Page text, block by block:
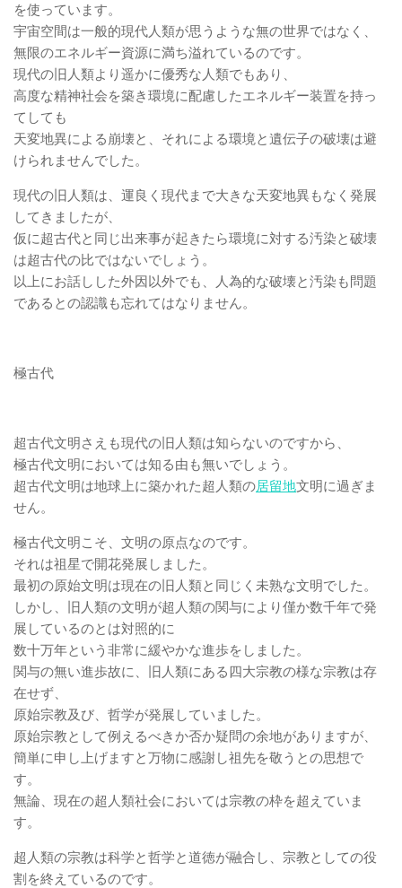
を使っています。
宇宙空間は一般的現代人類が思うような無の世界ではなく、
無限のエネルギー資源に満ち溢れているのです。
現代の旧人類より遥かに優秀な人類でもあり、
高度な精神社会を築き環境に配慮したエネルギー装置を持っ
てしても
天変地異による崩壊と、それによる環境と遺伝子の破壊は避
けられませんでした。
現代の旧人類は、運良く現代まで大きな天変地異もなく発展
してきましたが、
仮に超古代と同じ出来事が起きたら環境に対する汚染と破壊
は超古代の比ではないでしょう。
以上にお話しした外因以外でも、人為的な破壊と汚染も問題
であるとの認識も忘れてはなりません。
極古代
超古代文明さえも現代の旧人類は知らないのですから、
極古代文明においては知る由も無いでしょう。
超古代文明は地球上に築かれた超人類の居留地文明に過ぎま
せん。
極古代文明こそ、文明の原点なのです。
それは祖星で開花発展しました。
最初の原始文明は現在の旧人類と同じく未熟な文明でした。
しかし、旧人類の文明が超人類の関与により僅か数千年で発
展しているのとは対照的に
数十万年という非常に緩やかな進歩をしました。
関与の無い進歩故に、旧人類にある四大宗教の様な宗教は存
在せず、
原始宗教及び、哲学が発展していました。
原始宗教として例えるべきか否か疑問の余地がありますが、
簡単に申し上げますと万物に感謝し祖先を敬うとの思想で
す。
無論、現在の超人類社会においては宗教の枠を超えていま
す。
超人類の宗教は科学と哲学と道徳が融合し、宗教としての役
割を終えているのです。